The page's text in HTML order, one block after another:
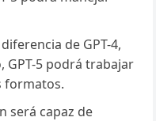
de GPT-4,
GPT-5 podrá trabajar
formatos.
será capaz de